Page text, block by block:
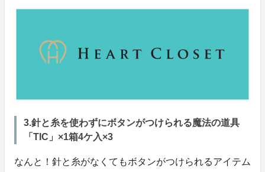
3.針と糸を使わずにボタンがつけられる魔法の道具
「TIC」×1箱4ケ入×3
なんと！針と糸がなくてもボタンがつけられるアイテム